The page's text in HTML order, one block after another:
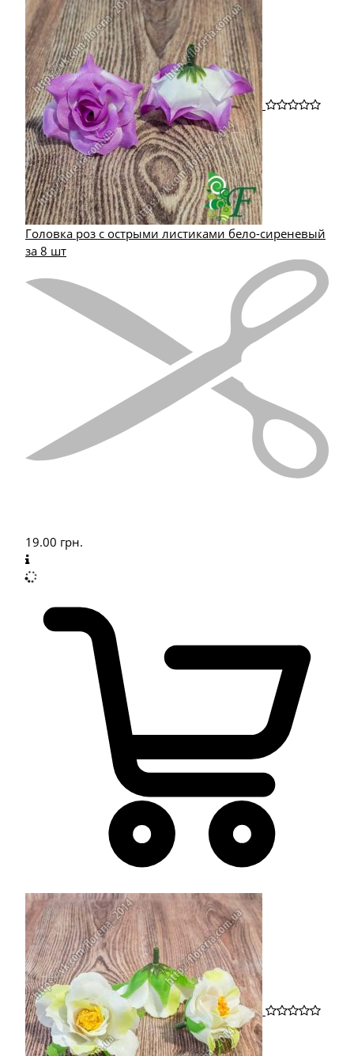
Головка роз с острыми листиками бело-сиреневый
за 8 шт
19.00 грн.